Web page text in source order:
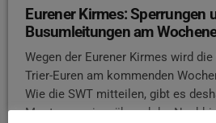
Eurener Kirmes: Sperrungen
Busumleitungen am
Wegen der Eurener Kirmes wird
Trier-Euren am kommenden
Wie die SWT mitteilen, gibt es
Montag sowie während der